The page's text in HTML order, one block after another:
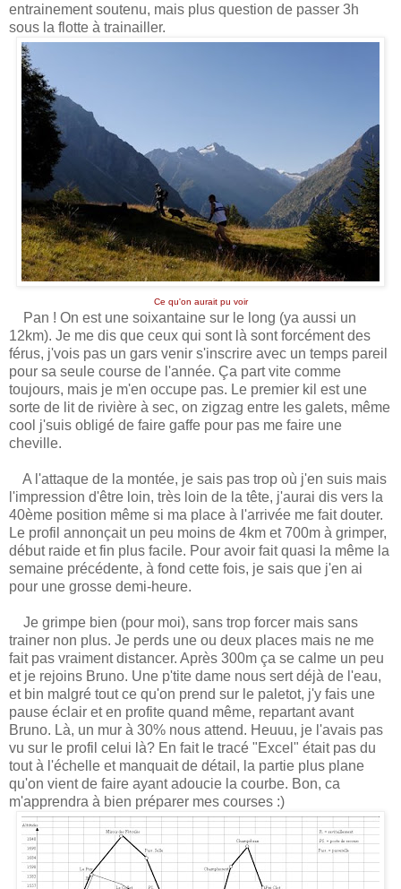
entrainement soutenu, mais plus question de passer 3h
sous la flotte à trainailler.
Ce qu'on aurait pu voir
Pan ! On est une soixantaine sur le long (ya aussi un
12km). Je me dis que ceux qui sont là sont forcément des
férus, j'vois pas un gars venir s'inscrire avec un temps pareil
pour sa seule course de l'année. Ça part vite comme
toujours, mais je m'en occupe pas. Le premier kil est une
sorte de lit de rivière à sec, on zigzag entre les galets, même
cool j'suis obligé de faire gaffe pour pas me faire une
cheville.
A l'attaque de la montée, je sais pas trop où j'en suis mais
l'impression d'être loin, très loin de la tête, j'aurai dis vers la
40ème position même si ma place à l'arrivée me fait douter.
Le profil annonçait un peu moins de 4km et 700m à grimper,
début raide et fin plus facile. Pour avoir fait quasi la même la
semaine précédente, à fond cette fois, je sais que j'en ai
pour une grosse demi-heure.
Je grimpe bien (pour moi), sans trop forcer mais sans
trainer non plus. Je perds une ou deux places mais ne me
fait pas vraiment distancer. Après 300m ça se calme un peu
et je rejoins Bruno. Une p'tite dame nous sert déjà de l'eau,
et bin malgré tout ce qu'on prend sur le paletot, j'y fais une
pause éclair et en profite quand même, repartant avant
Bruno. Là, un mur à 30% nous attend. Heuuu, je l'avais pas
vu sur le profil celui là? En fait le tracé "Excel" était pas du
tout à l'échelle et manquait de détail, la partie plus plane
qu'on vient de faire ayant adoucie la courbe. Bon, ca
m'apprendra à bien préparer mes courses :)